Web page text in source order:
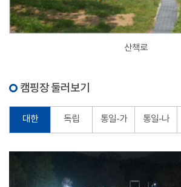
산책로
캠핑장 둘러보기
대한 독립 통일-가 통일-나